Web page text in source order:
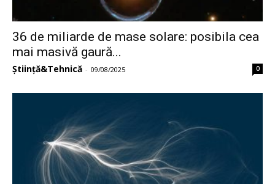
36 de miliarde de mase solare: posibila cea
mai masivă gaură...
Știință&Tehnică - 09/08/2025 0